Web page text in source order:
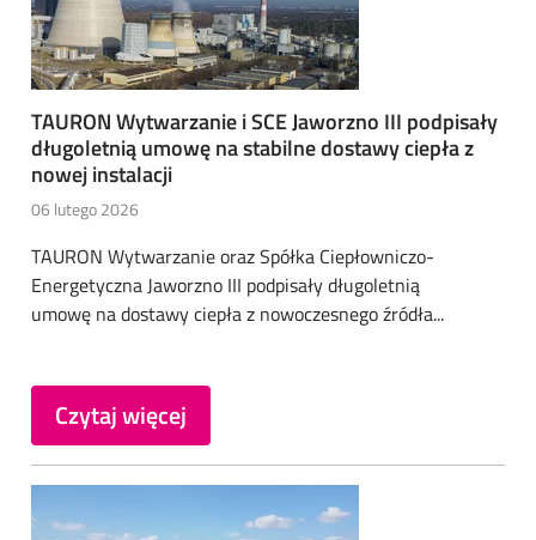
TAURON Wytwarzanie i SCE Jaworzno III podpisały
długoletnią umowę na stabilne dostawy ciepła z
nowej instalacji
06 lutego 2026
TAURON Wytwarzanie oraz Spółka Ciepłowniczo-
Energetyczna Jaworzno III podpisały długoletnią
umowę na dostawy ciepła z nowoczesnego źródła...
Czytaj więcej